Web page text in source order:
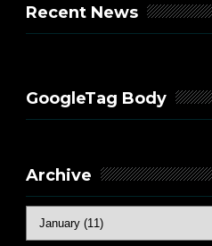
Recent News
GoogleTag Body
Archive